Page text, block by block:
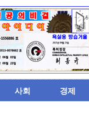
사회 경제